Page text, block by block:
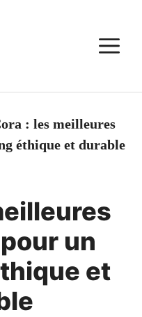
: les meilleures
éthique et durable
un
et